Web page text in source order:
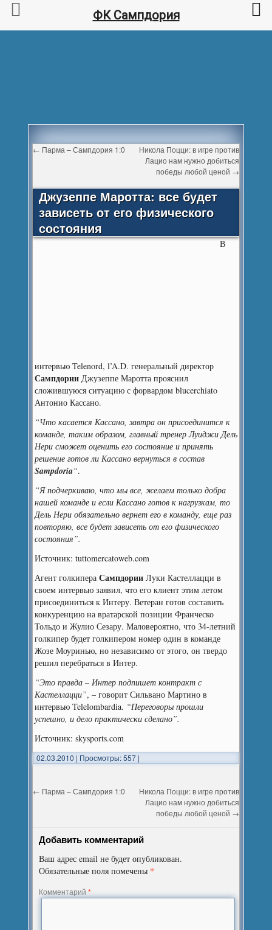
← Парма – Сампдория 1:0
Никола Поцци: в игре против
Лацио нам нужно добиться
победы любой ценой →
Джузеппе Маротта: все будет
зависеть от его физического
состояния
В
интервью Telenord, l’A.D. генеральный директор
Сампдории Джузеппе Маротта прояснил
сложившуюся ситуацию с форвардом blucerchiato
Антонио Кассано.
“Что касается Кассано, завтра он присоединится к
команде, таким образом, главный тренер Луиджи Дель
Нери сможет оценить его состояние и принять
решение готов ли Кассано вернуться в состав
Sampdoria“.
“Я подчеркиваю, что мы все, желаем только добра
нашей команде и если Кассано готов к нагрузкам, то
Дель Нери обязательно вернет его в команду, еще раз
повторяю, все будет зависеть от его физического
состояния”.
Источник: tuttomercatoweb.com
Агент голкипераСампдории Луки Кастеллацци в
своем интервью заявил, что его клиент этим летом
присоединиться к Интеру. Ветеран готов составить
конкуренцию на вратарской позиции Франческо
Тольдо и Жулио Сезару. Маловероятно, что 34-летний
голкипер будет голкипером номер один в команде
Жозе Моуринью, но независимо от этого, он твердо
решил перебраться в Интер.
“Это правда – Интер подпишет контракт с
Кастеллацци”, – говорит Сильвано Мартино в
интервью Telelombardia. “Переговоры прошли
успешно, и дело практически сделано”.
Источник: skysports.com
02.03.2010 | Просмотры: 557 |
← Парма – Сампдория 1:0
Никола Поцци: в игре против
Лацио нам нужно добиться
победы любой ценой →
Добавить комментарий
Ваш адрес email не будет опубликован.
Обязательные поля помечены *
Комментарий*
ФК Сампдория